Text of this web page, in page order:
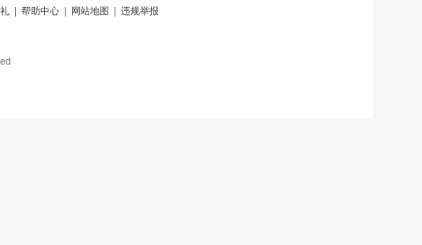
帮助中心 网站地图 违规举报